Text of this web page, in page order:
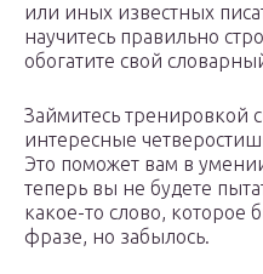
или иных известных
научитесь правильно
обогатите свой
Займитесь тренировкой
интересные
Это поможет вам в
теперь вы не будете
какое-то слово,
фразе, но забылось.